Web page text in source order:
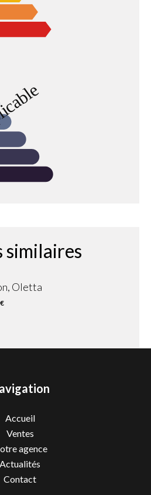
similaires
Oletta
Accueil
Ventes
agence
Actualités
Contact